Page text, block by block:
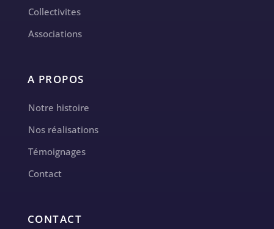
Collectivites
Associations
A PROPOS
Notre histoire
Nos réalisations
Témoignages
Contact
CONTACT